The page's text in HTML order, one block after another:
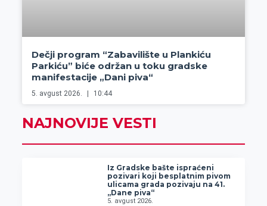
Dečji program “Zabavilište u Plankiću
Parkiću” biće održan u toku gradske
manifestacije „Dani piva“
5. avgust 2026. 10:44
NAJNOVIJE VESTI
Iz Gradske bašte ispraćeni
pozivari koji besplatnim pivom
ulicama grada pozivaju na 41.
„Dane piva“
5. avgust 2026.